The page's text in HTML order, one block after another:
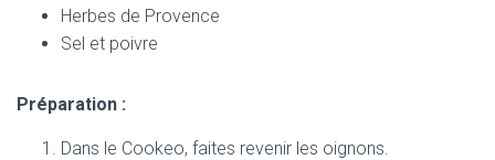
Herbes de Provence
Sel et poivre
Préparation :
Dans le Cookeo, faites revenir les oignons.